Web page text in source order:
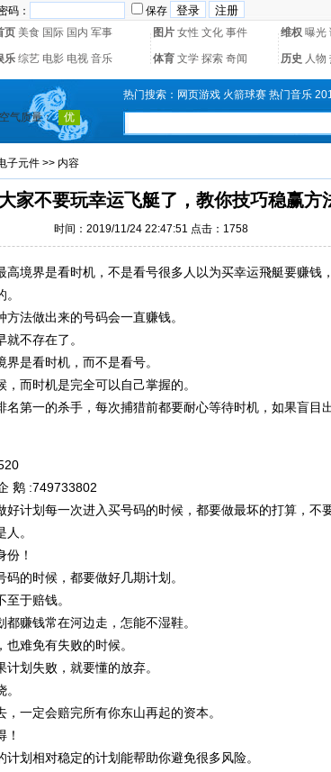
码： 保存
页 美食 国际 国内 军事 图片 女性 文化 事件 维权 曝光
乐 综艺 电影 电视 音乐 体育 文学 探索 奇闻 历史 人物
热门搜索： 网页游戏 火箭球赛 热门音乐
子元件 >> 内容
家不要玩幸运飞艇了，教你技巧稳赢方
时间：2019/11/24 22:47:51 点击： 1758
高境界是看时机，不是看号很多人以为买幸运飛艇要赚钱
法做出来的号码会一直赚钱。
不存在了。
是看时机，而不是看号。
而时机是完全可以自己掌握的。
名第一的杀手，每次捕猎前都要耐心等待时机，如果盲目
鹅 :749733802
好计划每一次进入买号码的时候，都要做最坏的打算，不
。
份！
的时候，都要做好几期计划。
于赔钱。
赚钱常在河边走，怎能不湿鞋。
难免有失败的时候。
划失败，就要懂的放弃。
一定会赔完所有你东山再起的资本。
划相对稳定的计划能帮助你避免很多风险。